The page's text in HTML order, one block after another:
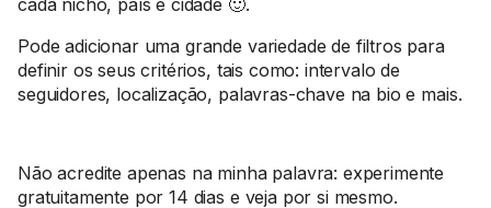
cada nicho, país e cidade 🙂.
Pode adicionar uma grande variedade de filtros para
definir os seus critérios, tais como: intervalo de
seguidores, localização, palavras-chave na bio e mais.
Não acredite apenas na minha palavra: experimente
gratuitamente por 14 dias e veja por si mesmo.